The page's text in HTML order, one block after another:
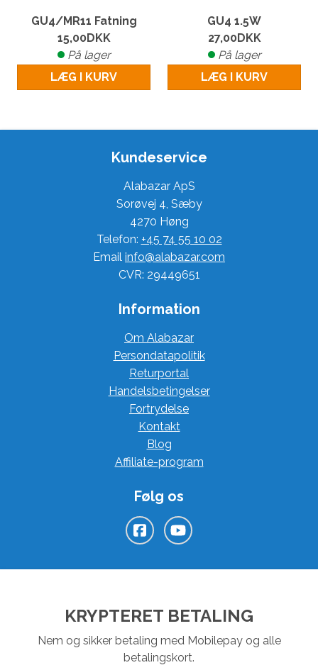
GU4/MR11 Fatning
15,00DKK
På lager
LÆG I KURV
GU4 1.5W
27,00DKK
På lager
LÆG I KURV
Kundeservice
Alabazar ApS
Sorøvej 4, Sæby
4270 Høng
Telefon: +45 74 55 10 02
Email info@alabazar.com
CVR: 29449651
Information
Om Alabazar
Persondatapolitik
Returportal
Handelsbetingelser
Fortrydelse
Kontakt
Blog
Affiliate-program
Følg os
KRYPTERET BETALING
Nem og sikker betaling med Mobilepay og alle
betalingskort.